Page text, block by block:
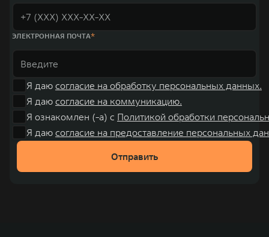
ЭЛЕКТРОННАЯ ПОЧТА
Я даю согласие на обработку персональных данных.
Я даю согласие на коммуникацию.
Я ознакомлен (-а) с Политикой обработки
Я даю согласие на предоставление персональных
Отправить